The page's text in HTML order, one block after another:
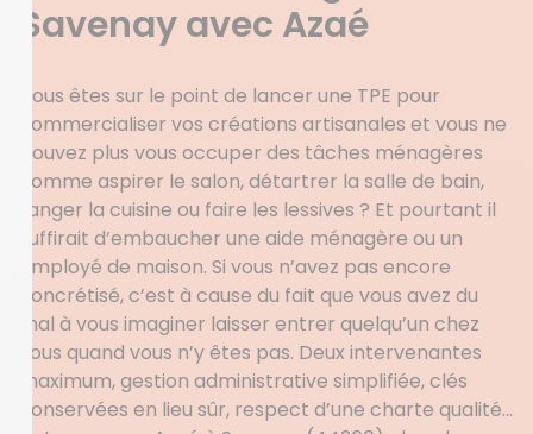
Savenay avec Azaé
Vous êtes sur le point de lancer une TPE pour
commercialiser vos créations artisanales et vous ne
pouvez plus vous occuper des tâches ménagères
comme aspirer le salon, détartrer la salle de bain,
ranger la cuisine ou faire les lessives ? Et pourtant il
suffirait d’embaucher une aide ménagère ou un
employé de maison. Si vous n’avez pas encore
concrétisé, c’est à cause du fait que vous avez du
mal à vous imaginer laisser entrer quelqu’un chez
vous quand vous n’y êtes pas. Deux intervenantes
maximum, gestion administrative simplifiée, clés
conservées en lieu sûr, respect d’une charte qualité…